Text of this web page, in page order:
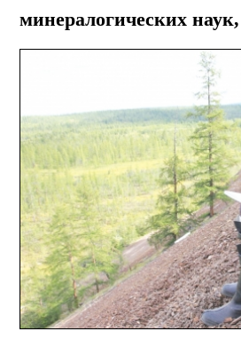
минералогических